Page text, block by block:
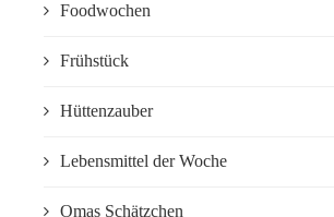
Foodwochen
Frühstück
Hüttenzauber
Lebensmittel der Woche
Omas Schätzchen